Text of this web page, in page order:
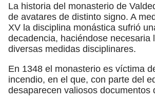
La historia del monasterio de
de avatares de distinto signo. A
XV la disciplina monástica sufrió
decadencia, haciéndose necesaria
diversas medidas disciplinares.
En 1348 el monasterio es víctima
incendio, en el que, con parte del
desaparecen valiosos documentos